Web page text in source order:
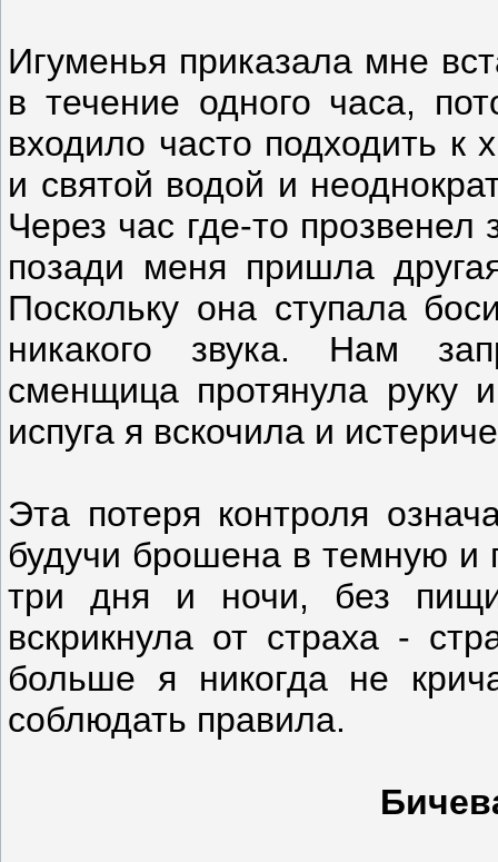
Игуменья приказала мне
в течение одного часа,
входило часто подходить к
и святой водой и
Через час где-то прозвенел
позади меня пришла
Поскольку она ступала
никакого звука. Нам
сменщица протянула руку
испуга я вскочила и
Эта потеря контроля
будучи брошена в темную и
три дня и ночи, без
вскрикнула от страха -
больше я никогда не
соблюдать правила.